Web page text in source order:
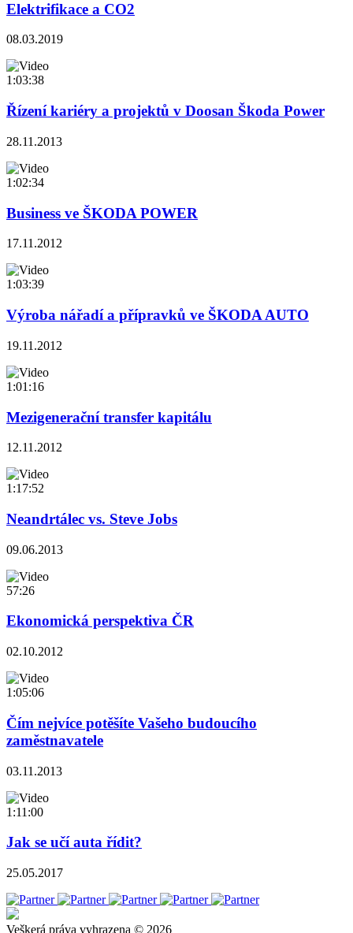
Elektrifikace a CO2
08.03.2019
1:03:38
Řízení kariéry a projektů v Doosan Škoda Power
28.11.2013
1:02:34
Business ve ŠKODA POWER
17.11.2012
1:03:39
Výroba nářadí a přípravků ve ŠKODA AUTO
19.11.2012
1:01:16
Mezigenerační transfer kapitálu
12.11.2012
1:17:52
Neandrtálec vs. Steve Jobs
09.06.2013
57:26
Ekonomická perspektiva ČR
02.10.2012
1:05:06
Čím nejvíce potěšíte Vašeho budoucího
zaměstnavatele
03.11.2013
1:11:00
Jak se učí auta řídit?
25.05.2017
Veškerá práva vyhrazena © 2026